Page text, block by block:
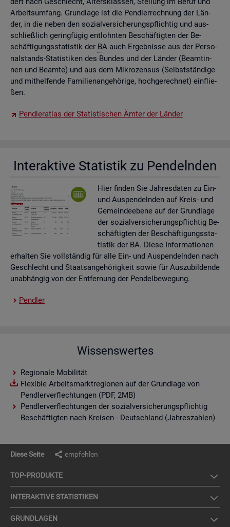
Ar­beits­um­fang. Grund­la­ge ist die Pend­ler­rech­nung der Län­
der, in die neben den so­zi­al­ver­si­che­rungs­pflich­tig und aus­
schlie­ß­lich ge­ring­fü­gig ent­lohn­ten Be­schäf­tig­ten der Be­
schäf­ti­gungs­sta­tis­tik der BA auch Er­geb­nis­se aus der Per­so­
nal­stands-Sta­tis­ti­ken des Bun­des und der Län­der (Be­am­tin­
nen und Be­am­te) und aus dem Mi­kro­zen­sus (Selbst­stän­di­ge
und mit­hel­fen­de Fa­mi­li­en­an­ge­hö­ri­ge, hoch­ge­rech­net) ein­flie­
ßen.
Pend­ler­at­las der Sta­tis­ti­schen Ämter der Län­der
In­ter­ak­ti­ve Sta­tis­tik zu Pen­deln­den
Hier fin­den Sie Jah­res­da­ten zu Ein-
und Aus­pen­deln­den auf Kreis- und
Ge­mein­de­ebe­ne auf der Grund­la­ge
der so­zi­al­ver­si­che­rungs­pflich­tig Be­
schäf­tig­ten der Be­schäf­ti­gungs­sta­
tis­tik der BA. Diese In­for­ma­tio­nen
er­hal­ten Sie voll­stän­dig für alle Ein- und Aus­pen­deln­den nach
Ge­schlecht und Staats­an­ge­hö­rig­keit sowie für Aus­zu­bil­den­de
un­ab­hän­gig von der Ent­fer­nung der Pen­del­be­we­gung.
Pend­ler
Wissenswertes
Regionale Mobilität
Flexible Arbeitsmarktregionen auf der Grundlage von
Pendlerverflechtungen (PDF, 2MB)
Pendlerverflechtungen der sozialversicherungspflichtig
Beschäftigten nach Kreisen - Deutschland (Jahreszahlen)
Diese Seite empfehlen
TOP-PRO­DUK­TE
IN­TER­AK­TI­VE STA­TIS­TI­KEN
GRUND­LA­GEN